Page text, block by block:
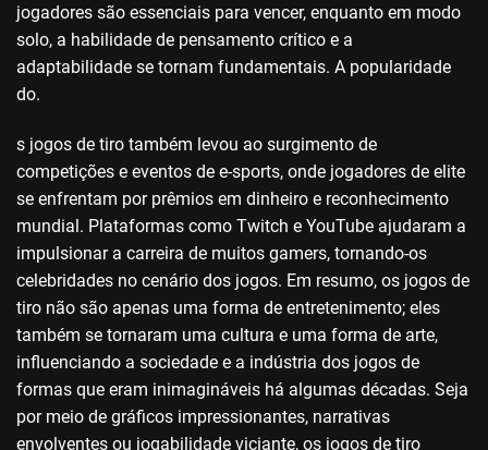
jogadores são essenciais para vencer, enquanto em modo
solo, a habilidade de pensamento crítico e a
adaptabilidade se tornam fundamentais. A popularidade
do.
s jogos de tiro também levou ao surgimento de
competições e eventos de e-sports, onde jogadores de elite
se enfrentam por prêmios em dinheiro e reconhecimento
mundial. Plataformas como Twitch e YouTube ajudaram a
impulsionar a carreira de muitos gamers, tornando-os
celebridades no cenário dos jogos. Em resumo, os jogos de
tiro não são apenas uma forma de entretenimento; eles
também se tornaram uma cultura e uma forma de arte,
influenciando a sociedade e a indústria dos jogos de
formas que eram inimagináveis há algumas décadas. Seja
por meio de gráficos impressionantes, narrativas
envolventes ou jogabilidade viciante, os jogos de tiro